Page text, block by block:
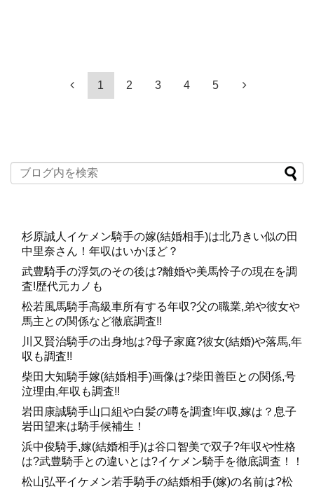
1 2 3 4 5
杉原誠人イケメン騎手の嫁(結婚相手)は北乃きい似の田
中里奈さん！年収はいかほど？
武豊騎手の浮気のその後は?離婚や美馬怜子の現在を調
査!歴代元カノも
松若風馬騎手高級車所有する年収?父の職業,弟や彼女や
馬主との関係など徹底調査!!
川又賢治騎手の出身地は?母子家庭?彼女(結婚)や落馬,年
収も調査!!
柴田大知騎手嫁(結婚相手)画像は?柴田善臣との関係,号
泣理由,年収も調査!!
岩田康誠騎手山口組や白髪の噂を調査!年収,嫁は？息子
岩田望来は騎手候補生！
浜中俊騎手,嫁(結婚相手)は谷口智美で双子?年収や性格
は?武豊騎手との違いとは?イケメン騎手を徹底調査！！
松山弘平イケメン若手騎手の結婚相手(嫁)の名前は?松